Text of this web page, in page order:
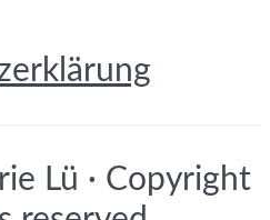
Lü · Copyright